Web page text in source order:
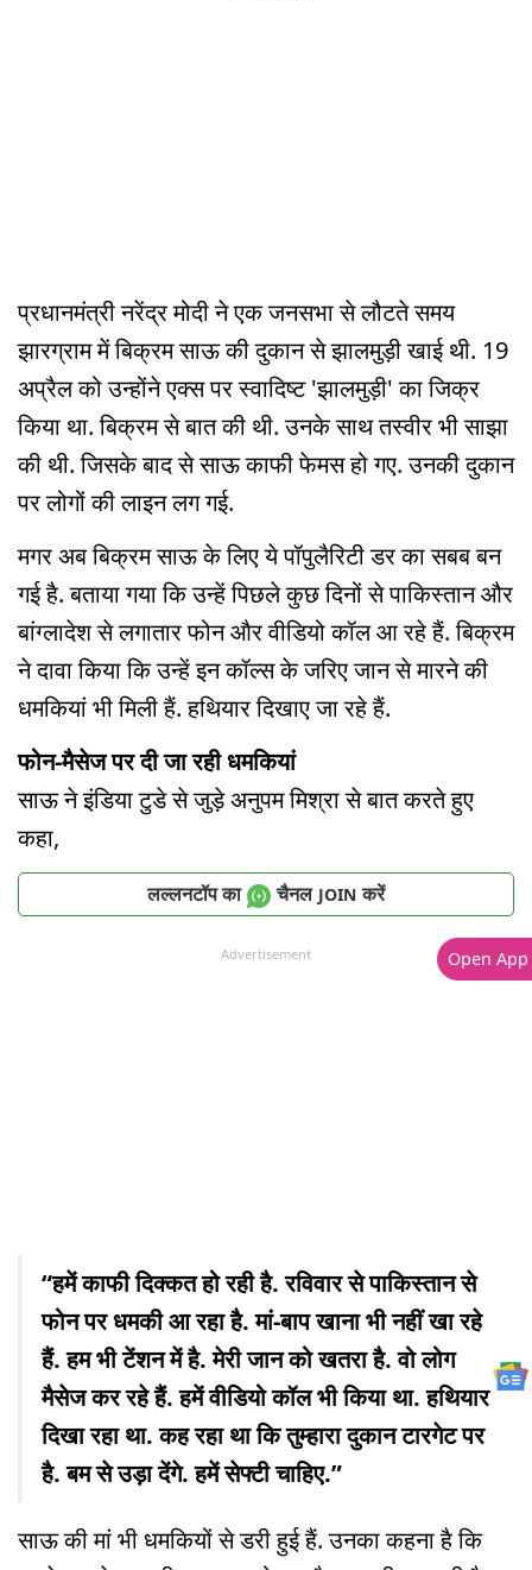
प्रधानमंत्री नरेंद्र मोदी ने एक जनसभा से लौटते समय
झारग्राम में बिक्रम साऊ की दुकान से झालमुड़ी खाई थी. 19
अप्रैल को उन्होंने एक्स पर स्वादिष्ट 'झालमुड़ी' का जिक्र
किया था. बिक्रम से बात की थी. उनके साथ तस्वीर भी साझा
की थी. जिसके बाद से साऊ काफी फेमस हो गए. उनकी दुकान
पर लोगों की लाइन लग गई.
मगर अब बिक्रम साऊ के लिए ये पॉपुलैरिटी डर का सबब बन
गई है. बताया गया कि उन्हें पिछले कुछ दिनों से पाकिस्तान और
बांग्लादेश से लगातार फोन और वीडियो कॉल आ रहे हैं. बिक्रम
ने दावा किया कि उन्हें इन कॉल्स के जरिए जान से मारने की
धमकियां भी मिली हैं. हथियार दिखाए जा रहे हैं.
फोन-मैसेज पर दी जा रही धमकियां
साऊ ने इंडिया टुडे से जुड़े अनुपम मिश्रा से बात करते हुए
कहा,
लल्लनटॉप का चैनल JOIN करें
Advertisement
“हमें काफी दिक्कत हो रही है. रविवार से पाकिस्तान से
फोन पर धमकी आ रहा है. मां-बाप खाना भी नहीं खा रहे
हैं. हम भी टेंशन में है. मेरी जान को खतरा है. वो लोग
मैसेज कर रहे हैं. हमें वीडियो कॉल भी किया था. हथियार
दिखा रहा था. कह रहा था कि तुम्हारा दुकान टारगेट पर
है. बम से उड़ा देंगे. हमें सेफ्टी चाहिए.”
साऊ की मां भी धमकियों से डरी हुई हैं. उनका कहना है कि
Open App